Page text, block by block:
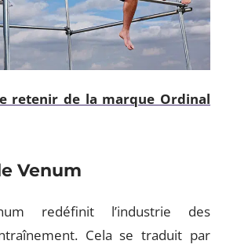
retenir de la marque Ordinal
Venum
redéfinit l’industrie des
Cela se traduit par